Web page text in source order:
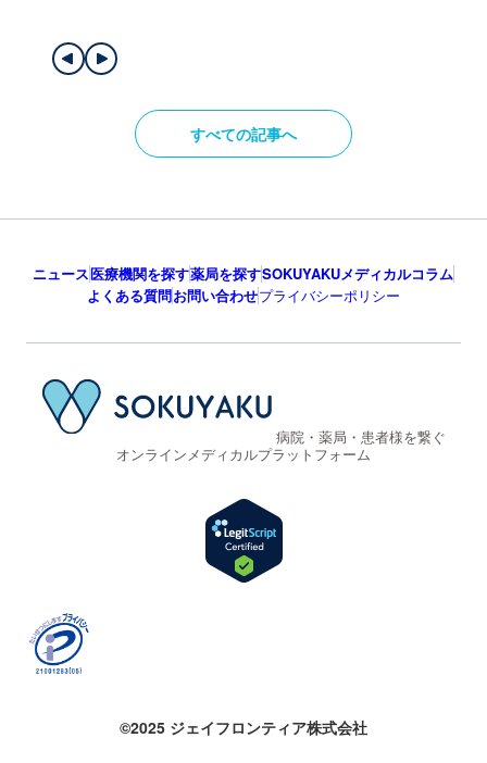
すべての記事へ
ニュース医療機関を探す薬局を探すSOKUYAKUメディカルコラム
よくある質問お問い合わせプライバシーポリシー
病院・薬局・患者様を繋ぐ
オンラインメディカルプラットフォーム
©2025 ジェイフロンティア株式会社